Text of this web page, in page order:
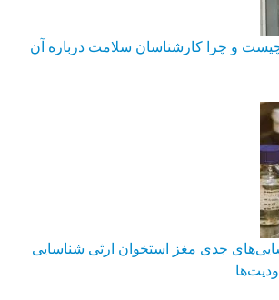
و چرا کارشناسان سلامت درباره آن
جدی مغز استخوان ارثی شناسایی